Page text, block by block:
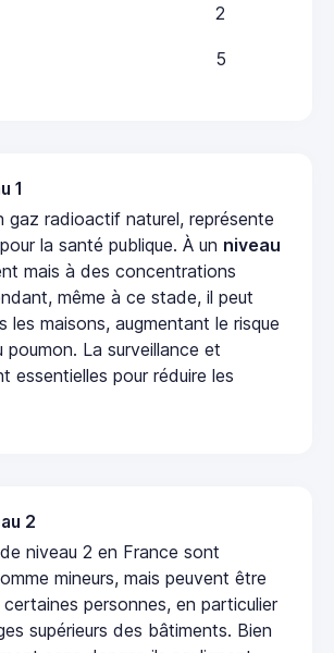
2
5
1
gaz radioactif naturel, représente
la santé publique. À un niveau
mais à des concentrations
même à ce stade, il peut
les maisons, augmentant le risque
poumon. La surveillance et
essentielles pour réduire les
2
niveau 2 en France sont
mineurs, mais peuvent être
personnes, en particulier
supérieurs des bâtiments. Bien